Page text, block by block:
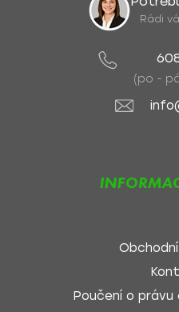
Rádi
(po -
Poučení o právu